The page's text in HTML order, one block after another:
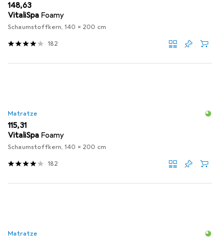
EUR
148,63
VitaliSpa Foamy
Schaumstoffkern, 140 x 200 cm
182
Matratze
EUR
115,31
VitaliSpa Foamy
Schaumstoffkern, 140 x 200 cm
182
Matratze